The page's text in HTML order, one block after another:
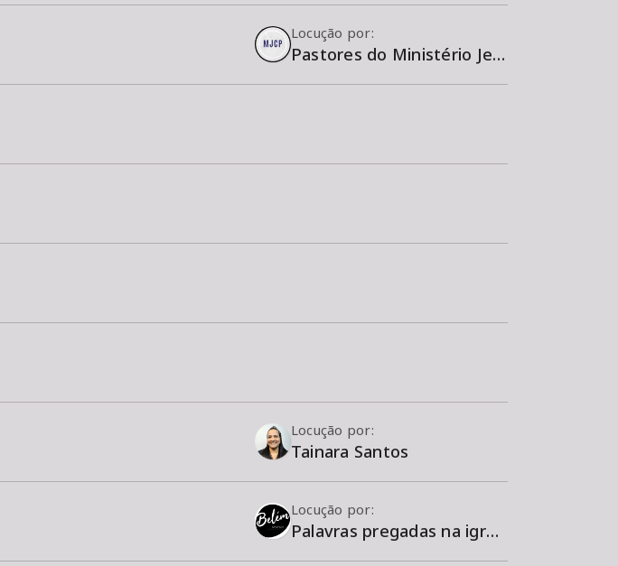
Locução por:
Pastores do Ministério Jesus Cristo é a Porta
Locução por:
Tainara Santos
Locução por:
Palavras pregadas na igreja Belém Church